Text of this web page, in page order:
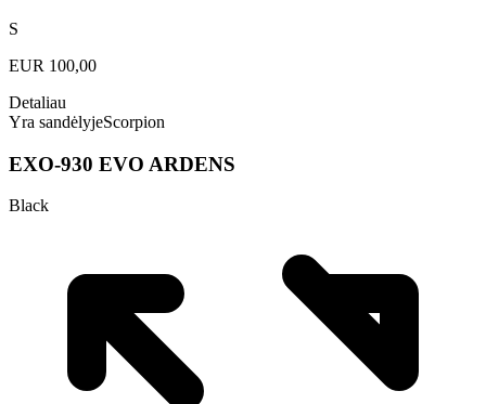
S
EUR 100,00
Detaliau
Yra sandėlyjeScorpion
EXO-930 EVO ARDENS
Black